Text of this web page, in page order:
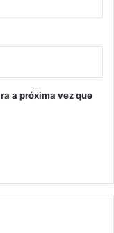
a próxima vez que